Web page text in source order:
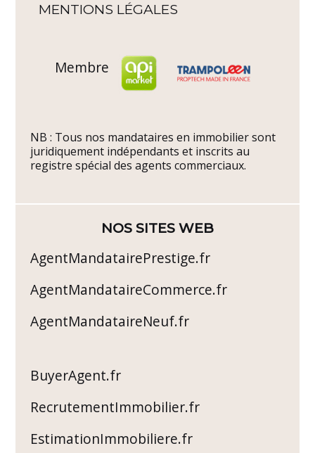
MENTIONS LÉGALES
Membre
NB : Tous nos mandataires en immobilier sont
juridiquement indépendants et inscrits au
registre spécial des agents commerciaux.
NOS SITES WEB
AgentMandatairePrestige.fr
AgentMandataireCommerce.fr
AgentMandataireNeuf.fr
BuyerAgent.fr
RecrutementImmobilier.fr
EstimationImmobiliere.fr